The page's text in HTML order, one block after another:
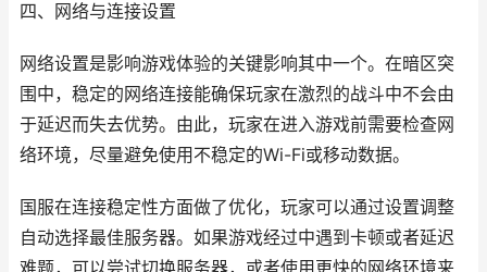
四、网络与连接设置
网络设置是影响游戏体验的关键影响其中一个。在暗区突
围中，稳定的网络连接能确保玩家在激烈的战斗中不会由
于延迟而失去优势。由此，玩家在进入游戏前需要检查网
络环境，尽量避免使用不稳定的Wi-Fi或移动数据。
国服在连接稳定性方面做了优化，玩家可以通过设置调整
自动选择最佳服务器。如果游戏经过中遇到卡顿或者延迟